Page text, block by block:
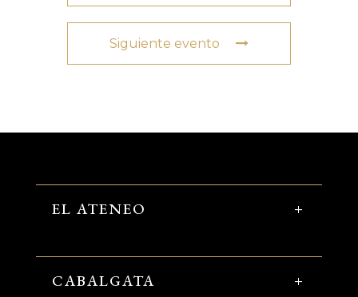
Siguiente evento
EL ATENEO
CABALGATA